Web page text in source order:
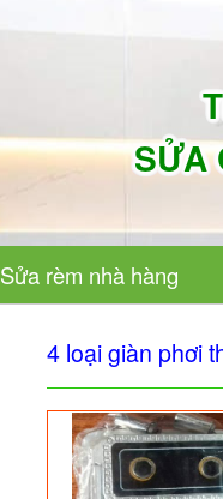
SỬA
Sửa rèm nhà hàng
4 loại giàn phơi